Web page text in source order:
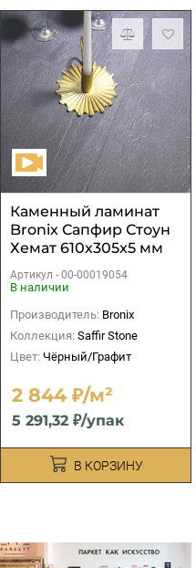
Каменный ламинат
Bronix Сапфир Стоун
Хемат 610х305x5 мм
(1,8605 м2)
Артикул - 00-00019054
В наличии
Производитель: Bronix
Коллекция: Saffir Stone
Цвет: Чёрный/Графит
2 844 ₽/м²
5 291,32 ₽/упак
В КОРЗИНУ